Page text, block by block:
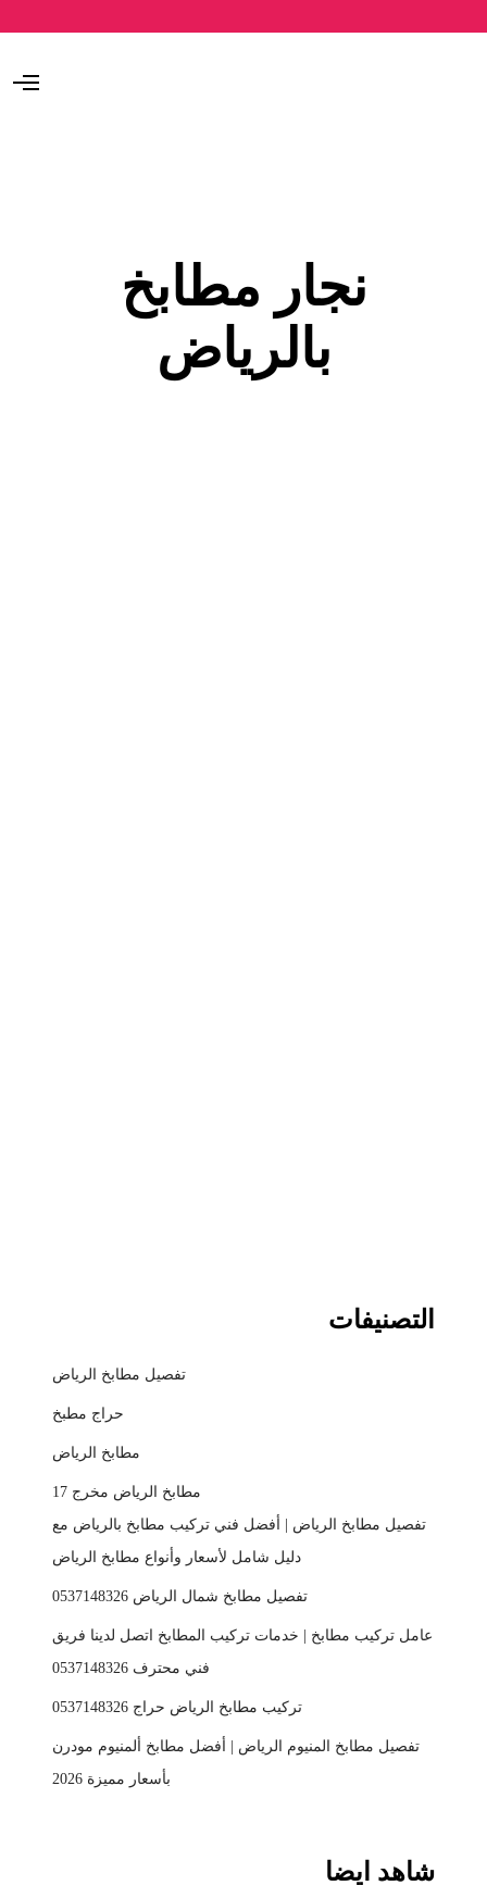
O
نجار مطابخ
بالرياض
التصنيفات
تفصيل مطابخ الرياض
حراج مطبخ
مطابخ الرياض
مطابخ الرياض مخرج 17
تفصيل مطابخ الرياض | أفضل فني تركيب مطابخ بالرياض مع
دليل شامل لأسعار وأنواع مطابخ الرياض
تفصيل مطابخ شمال الرياض 0537148326
عامل تركيب مطابخ | خدمات تركيب المطابخ اتصل لدينا فريق
فني محترف 0537148326
تركيب مطابخ الرياض حراج 0537148326
تفصيل مطابخ المنيوم الرياض | أفضل مطابخ ألمنيوم مودرن
بأسعار مميزة 2026
شاهد ايضا